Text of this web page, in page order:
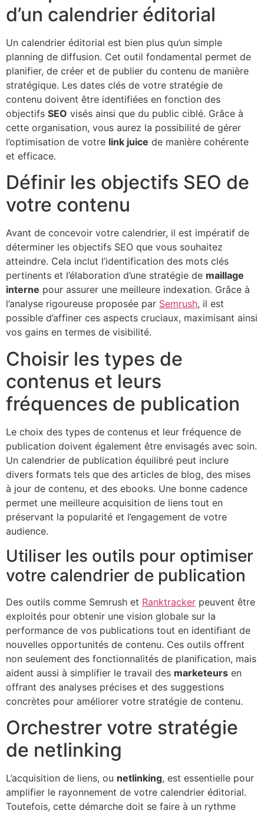
d’un calendrier éditorial
Un calendrier éditorial est bien plus qu’un simple
planning de diffusion. Cet outil fondamental permet de
planifier, de créer et de publier du contenu de manière
stratégique. Les dates clés de votre stratégie de
contenu doivent être identifiées en fonction des
objectifs SEO visés ainsi que du public ciblé. Grâce à
cette organisation, vous aurez la possibilité de gérer
l’optimisation de votre link juice de manière cohérente
et efficace.
Définir les objectifs SEO de
votre contenu
Avant de concevoir votre calendrier, il est impératif de
déterminer les objectifs SEO que vous souhaitez
atteindre. Cela inclut l’identification des mots clés
pertinents et l’élaboration d’une stratégie de maillage
interne pour assurer une meilleure indexation. Grâce à
l’analyse rigoureuse proposée par Semrush, il est
possible d’affiner ces aspects cruciaux, maximisant ainsi
vos gains en termes de visibilité.
Choisir les types de
contenus et leurs
fréquences de publication
Le choix des types de contenus et leur fréquence de
publication doivent également être envisagés avec soin.
Un calendrier de publication équilibré peut inclure
divers formats tels que des articles de blog, des mises
à jour de contenu, et des ebooks. Une bonne cadence
permet une meilleure acquisition de liens tout en
préservant la popularité et l’engagement de votre
audience.
Utiliser les outils pour optimiser
votre calendrier de publication
Des outils comme Semrush et Ranktracker peuvent être
exploités pour obtenir une vision globale sur la
performance de vos publications tout en identifiant de
nouvelles opportunités de contenu. Ces outils offrent
non seulement des fonctionnalités de planification, mais
aident aussi à simplifier le travail des marketeurs en
offrant des analyses précises et des suggestions
concrètes pour améliorer votre stratégie de contenu.
Orchestrer votre stratégie
de netlinking
L’acquisition de liens, ou netlinking, est essentielle pour
amplifier le rayonnement de votre calendrier éditorial.
Toutefois, cette démarche doit se faire à un rythme